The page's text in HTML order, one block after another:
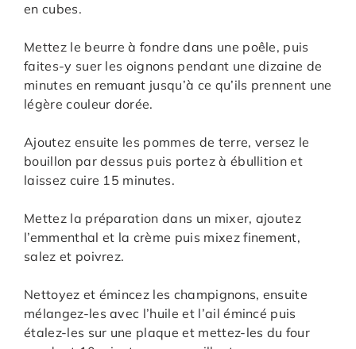
en cubes.
Mettez le beurre à fondre dans une poêle, puis
faites-y suer les oignons pendant une dizaine de
minutes en remuant jusqu’à ce qu’ils prennent une
légère couleur dorée.
Ajoutez ensuite les pommes de terre, versez le
bouillon par dessus puis portez à ébullition et
laissez cuire 15 minutes.
Mettez la préparation dans un mixer, ajoutez
l’emmenthal et la crème puis mixez finement,
salez et poivrez.
Nettoyez et émincez les champignons, ensuite
mélangez-les avec l’huile et l’ail émincé puis
étalez-les sur une plaque et mettez-les du four